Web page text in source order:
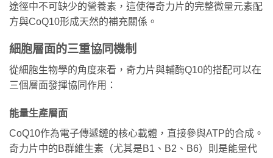
途徑中不可缺少的營養素，這使得奇力片的完整微量元素配
方與CoQ10形成天然的補充關係。
細胞層面的三重協同機制
從細胞生物學的角度來看，奇力片與輔酶Q10的搭配可以在
三個層面發揮協同作用：
能量生產層面
CoQ10作為電子傳遞鏈的核心載體，直接參與ATP的合成。
奇力片中的B群維生素（尤其是B1、B2、B6）則是能量代